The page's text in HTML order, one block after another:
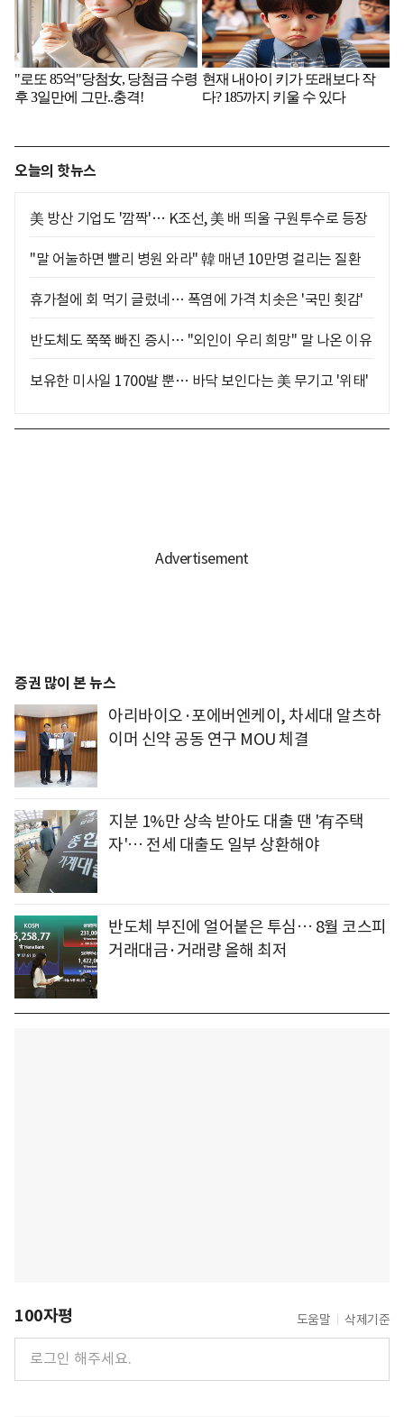
오늘의 핫뉴스
美 방산 기업도 '깜짝'… K조선, 美 배 띄울 구원투수로 등장
"말 어눌하면 빨리 병원 와라" 韓 매년 10만명 걸리는 질환
휴가철에 회 먹기 글렀네… 폭염에 가격 치솟은 '국민 횟감'
반도체도 쭉쭉 빠진 증시… "외인이 우리 희망" 말 나온 이유
보유한 미사일 1700발 뿐… 바닥 보인다는 美 무기고 '위태'
증권 많이 본 뉴스
아리바이오·포에버엔케이, 차세대 알츠하
이머 신약 공동 연구 MOU 체결
지분 1%만 상속 받아도 대출 땐 '有주택
자'… 전세 대출도 일부 상환해야
반도체 부진에 얼어붙은 투심… 8월 코스피
거래대금·거래량 올해 최저
100자평 도움말 삭제기준